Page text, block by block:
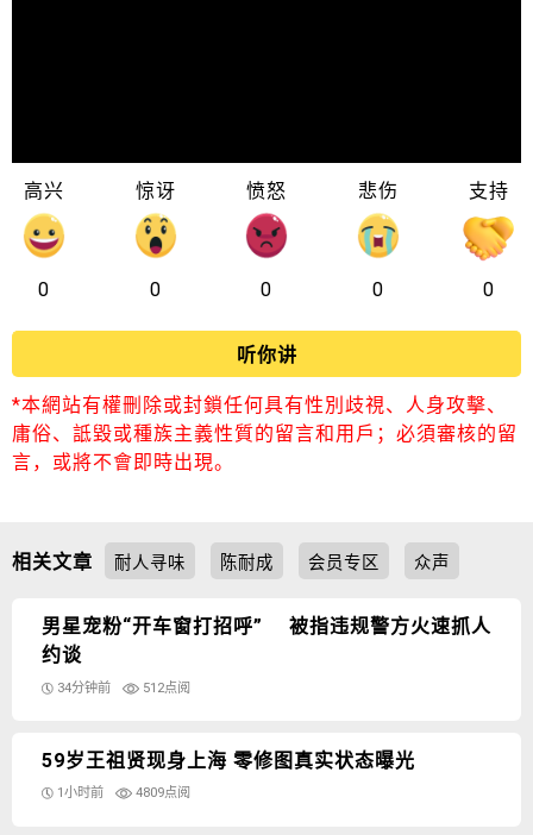
高兴
0
惊讶
0
愤怒
0
悲伤
0
支持
0
听你讲
*本網站有權刪除或封鎖任何具有性別歧視、人身攻擊、
庸俗、詆毀或種族主義性質的留言和用戶；必須審核的留
言，或將不會即時出現。
相关文章 耐人寻味 陈耐成 会员专区 众声
男星宠粉“开车窗打招呼” 被指违规警方火速抓人
约谈
34分钟前 512点阅
59岁王祖贤现身上海 零修图真实状态曝光
1小时前 4809点阅